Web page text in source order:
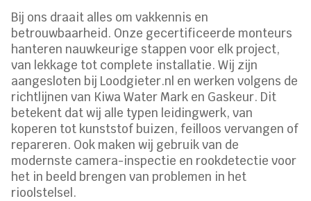
Bij ons draait alles om vakkennis en
betrouwbaarheid. Onze gecertificeerde monteurs
hanteren nauwkeurige stappen voor elk project,
van lekkage tot complete installatie. Wij zijn
aangesloten bij Loodgieter.nl en werken volgens de
richtlijnen van Kiwa Water Mark en Gaskeur. Dit
betekent dat wij alle typen leidingwerk, van
koperen tot kunststof buizen, feilloos vervangen of
repareren. Ook maken wij gebruik van de
modernste camera-inspectie en rookdetectie voor
het in beeld brengen van problemen in het
rioolstelsel.